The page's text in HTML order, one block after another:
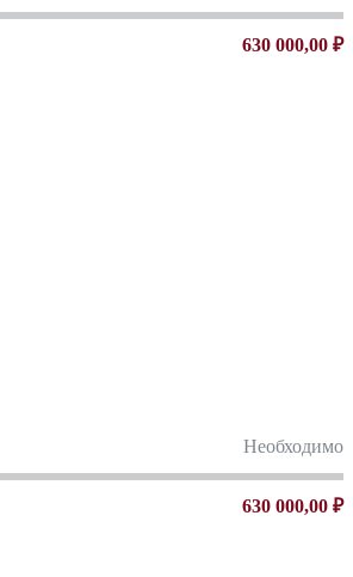
630 000,00 ₽
Необходимо
630 000,00 ₽